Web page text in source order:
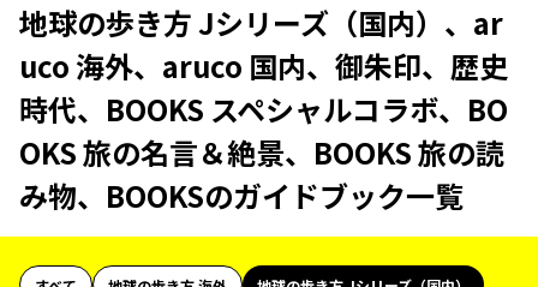
地球の歩き方 Jシリーズ（国内）、ar
uco 海外、aruco 国内、御朱印、歴史
時代、BOOKS スペシャルコラボ、BO
OKS 旅の名言＆絶景、BOOKS 旅の読
み物、BOOKSのガイドブック一覧